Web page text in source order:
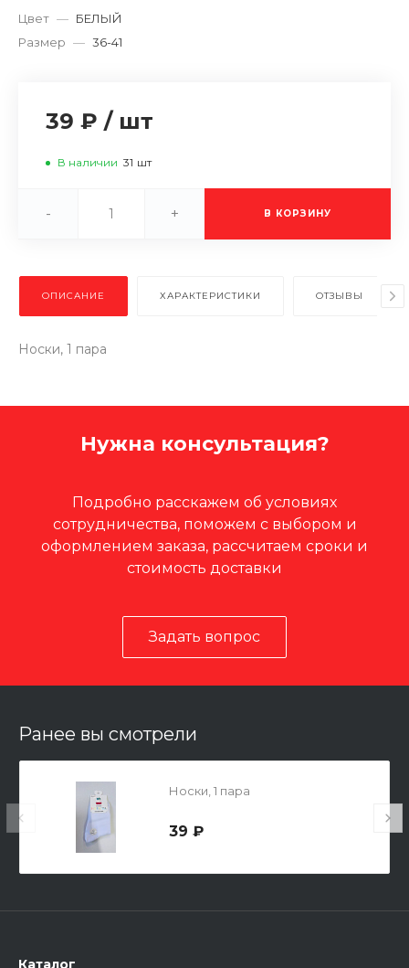
Цвет — БЕЛЫЙ
Размер — 36-41
39 ₽ / шт
В наличии 31 шт
- + В КОРЗИНУ
ОПИСАНИЕ ХАРАКТЕРИСТИКИ ОТЗЫВЫ
Носки, 1 пара
Нужна консультация?
Подробно расскажем об условиях
сотрудничества, поможем с выбором и
оформлением заказа, рассчитаем сроки и
стоимость доставки
Задать вопрос
Ранее вы смотрели
Носки, 1 пара
39 ₽
Каталог